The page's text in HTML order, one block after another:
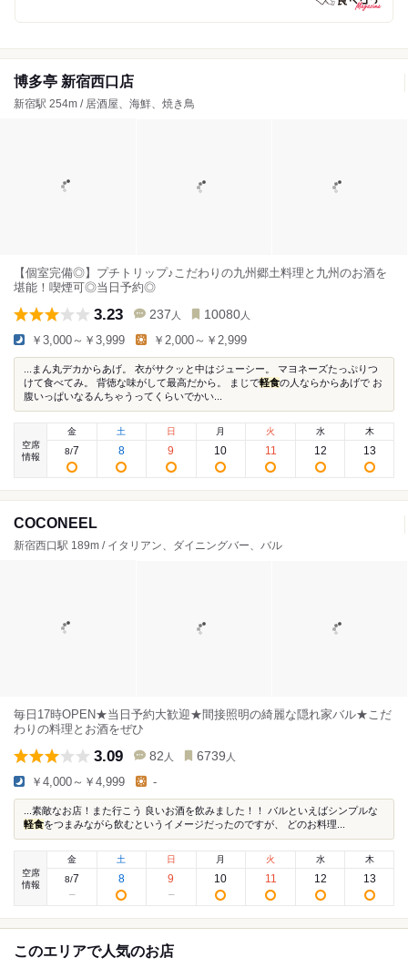
博多亭 新宿西口店
新宿駅 254m / 居酒屋、海鮮、焼き鳥
【個室完備◎】プチトリップ♪こだわりの九州郷土料理と九州のお酒を
堪能！喫煙可◎当日予約◎
3.23 237 人 10080 人
￥3,000～￥3,999 ￥2,000～￥2,999
...まん丸デカからあげ。 衣がサクッと中はジューシー。 マヨネーズたっぷりつ
けて食べてみ。 背徳な味がして最高だから。 まじで軽食の人ならからあげで お
腹いっぱいなるんちゃうってくらいでかい...
空席
情報
金
8/7
土
8
日
9
月
10
火
11
水
12
木
13
COCONEEL
新宿西口駅 189m / イタリアン、ダイニングバー、バル
毎日17時OPEN★当日予約大歓迎★間接照明の綺麗な隠れ家バル★こだ
わりの料理とお酒をぜひ
3.09 82 人 6739 人
￥4,000～￥4,999 -
...素敵なお店！また行こう 良いお酒を飲みました！！ バルといえばシンプルな
軽食をつまみながら飲むというイメージだったのですが、 どのお料理...
空席
情報
金
8/7
土
8
日
9
月
10
火
11
水
12
木
13
このエリアで人気のお店